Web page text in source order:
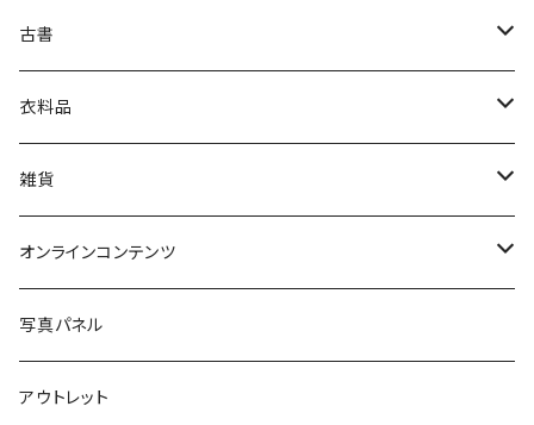
絵本・児童書
娯楽・エンターテインメント
古書
古書セット
美術
衣料品
POLEWARDS
Tシャツ
雑貨
バッグ
ブックカバー
マグカップ
オンラインコンテンツ
冒険クロストーク
写真パネル
アウトレット